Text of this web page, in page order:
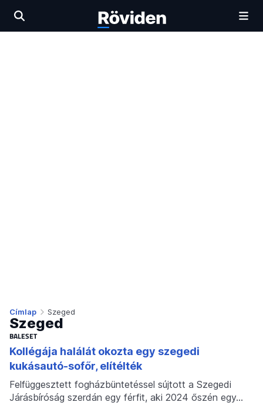
Címlap Szeged
Szeged
BALESET
Kollégája halálát okozta egy szegedi
kukásautó-sofőr, elítélték
Felfüggesztett fogházbüntetéssel sújtott a Szegedi
Járásbíróság szerdán egy férfit, aki 2024 őszén egy…